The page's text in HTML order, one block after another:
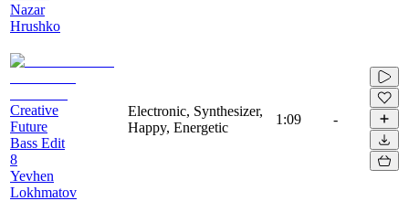
Nazar
Hrushko
Creative
Future
Bass Edit
8
Yevhen
Lokhmatov
Electronic, Synthesizer,
Happy, Energetic
1:09 -